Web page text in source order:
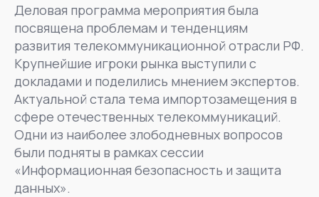
Деловая программа мероприятия была
посвящена проблемам и тенденциям
развития телекоммуникационной отрасли РФ.
Крупнейшие игроки рынка выступили с
докладами и поделились мнением экспертов.
Актуальной стала тема импортозамещения в
сфере отечественных телекоммуникаций.
Одни из наиболее злободневных вопросов
были подняты в рамках сессии
«Информационная безопасность и защита
данных».